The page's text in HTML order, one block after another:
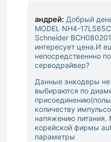
андрей: Добрый
MODEL NH4-
Schneider
интересует цена.И
непосредственнно
серводрайвер?
Данные энкодеры
выбираются по
количеству
напяжению питания.
корейской фирмы
параметры